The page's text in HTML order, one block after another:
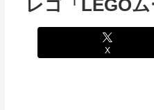
レゴ「LEGO
X